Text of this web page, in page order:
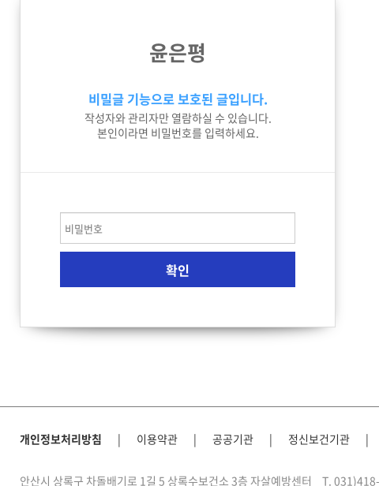
윤은평
비밀글 기능으로 보호된 글입니다.
작성자와 관리자만 열람하실 수 있습니다.
본인이라면 비밀번호를 입력하세요.
개인정보처리방침 | 이용약관 | 공공기관 | 정신보건기관 |
안산시 상록구 차돌배기로 1길 5 상록수보건소 3층 자살예방센터 T.